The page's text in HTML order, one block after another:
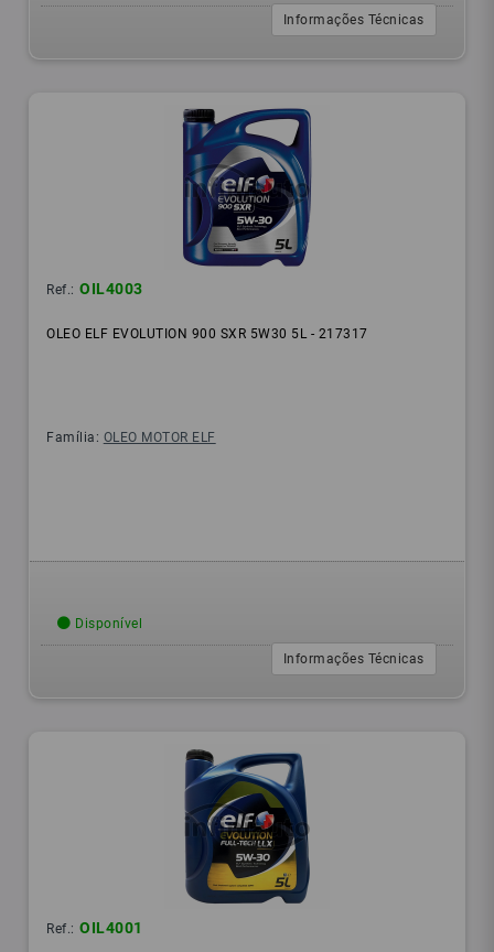
Informações Técnicas
Ref.: OIL4003
OLEO ELF EVOLUTION 900 SXR 5W30 5L - 217317
Família: OLEO MOTOR ELF
Disponível
Informações Técnicas
Ref.: OIL4001